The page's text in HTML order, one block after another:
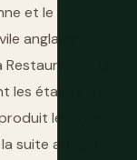
et le
anglaise
la
les étapes d'un
le modèle
suite adopté,